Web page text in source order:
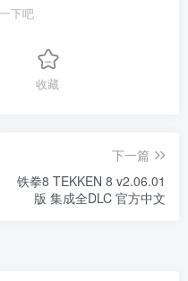
下吧
收藏
下一篇
铁拳8 TEKKEN 8 v2.06.01
版 集成全DLC 官方中文